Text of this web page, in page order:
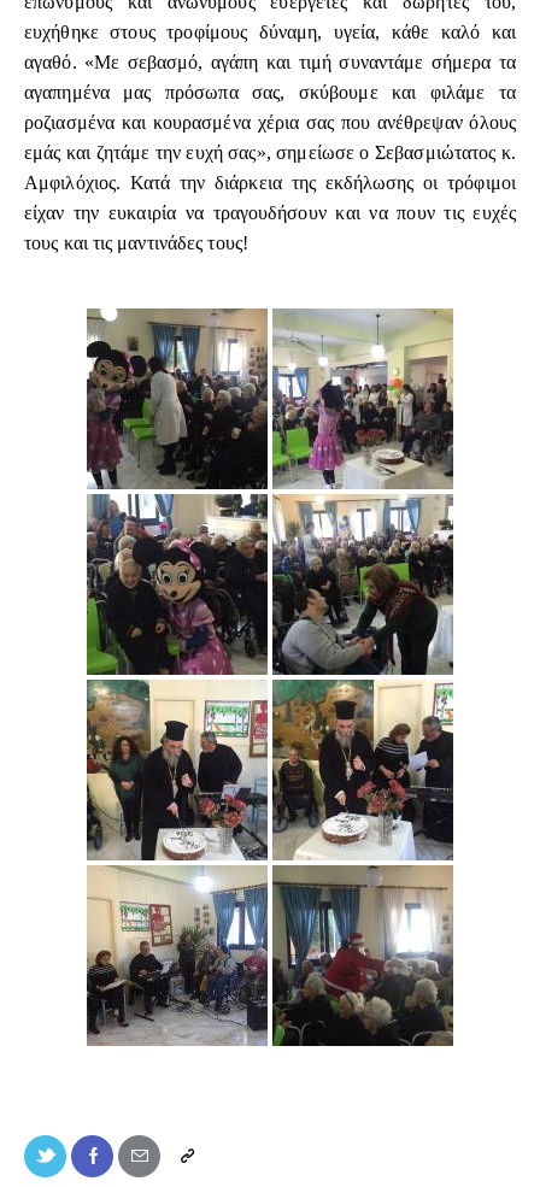
ευχήθηκε στους τροφίμους δύναμη, υγεία, κάθε καλό και
αγαθό. «Με σεβασμό, αγάπη και τιμή συναντάμε σήμερα τα
αγαπημένα μας πρόσωπα σας, σκύβουμε και φιλάμε τα
ροζιασμένα και κουρασμένα χέρια σας που ανέθρεψαν όλους
εμάς και ζητάμε την ευχή σας», σημείωσε ο Σεβασμιώτατος κ.
Αμφιλόχιος. Κατά την διάρκεια της εκδήλωσης οι τρόφιμοι
είχαν την ευκαιρία να τραγουδήσουν και να πουν τις ευχές
τους και τις μαντινάδες τους!